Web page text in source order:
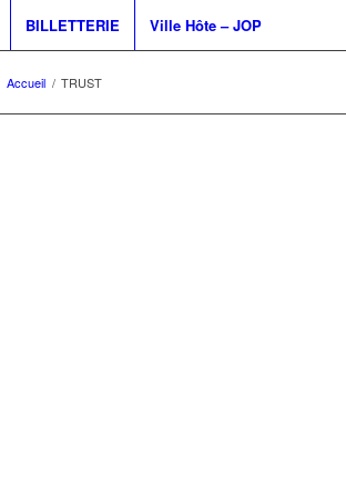
BILLETTERIE Ville Hôte – JOP
Accueil / TRUST